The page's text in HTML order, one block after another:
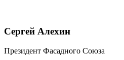
Сергей Алехин
Президент Фасадного Союза